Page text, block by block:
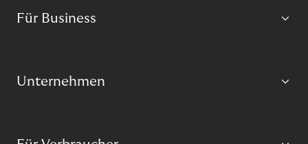
Für Business
Unternehmen